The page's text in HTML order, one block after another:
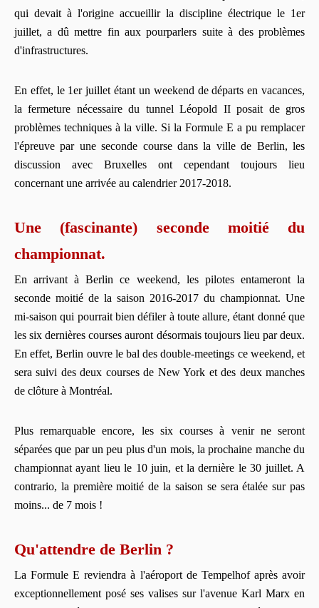
qui devait à l'origine accueillir la discipline électrique le 1er
juillet, a dû mettre fin aux pourparlers suite à des problèmes
d'infrastructures.
En effet, le 1er juillet étant un weekend de départs en vacances,
la fermeture nécessaire du tunnel Léopold II posait de gros
problèmes techniques à la ville. Si la Formule E a pu remplacer
l'épreuve par une seconde course dans la ville de Berlin, les
discussion avec Bruxelles ont cependant toujours lieu
concernant une arrivée au calendrier 2017-2018.
Une (fascinante) seconde moitié du
championnat.
En arrivant à Berlin ce weekend, les pilotes entameront la
seconde moitié de la saison 2016-2017 du championnat. Une
mi-saison qui pourrait bien défiler à toute allure, étant donné que
les six dernières courses auront désormais toujours lieu par deux.
En effet, Berlin ouvre le bal des double-meetings ce weekend, et
sera suivi des deux courses de New York et des deux manches
de clôture à Montréal.
Plus remarquable encore, les six courses à venir ne seront
séparées que par un peu plus d'un mois, la prochaine manche du
championnat ayant lieu le 10 juin, et la dernière le 30 juillet. A
contrario, la première moitié de la saison se sera étalée sur pas
moins... de 7 mois !
Qu'attendre de Berlin ?
La Formule E reviendra à l'aéroport de Tempelhof après avoir
exceptionnellement posé ses valises sur l'avenue Karl Marx en